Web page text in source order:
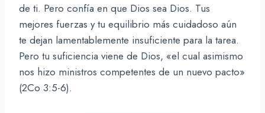
de ti. Pero confía en que Dios sea Dios. Tus
mejores fuerzas y tu equilibrio más cuidadoso aún
te dejan lamentablemente insuficiente para la tarea.
Pero tu suficiencia viene de Dios, «el cual asimismo
nos hizo ministros competentes de un nuevo pacto»
(2Co 3:5-6).